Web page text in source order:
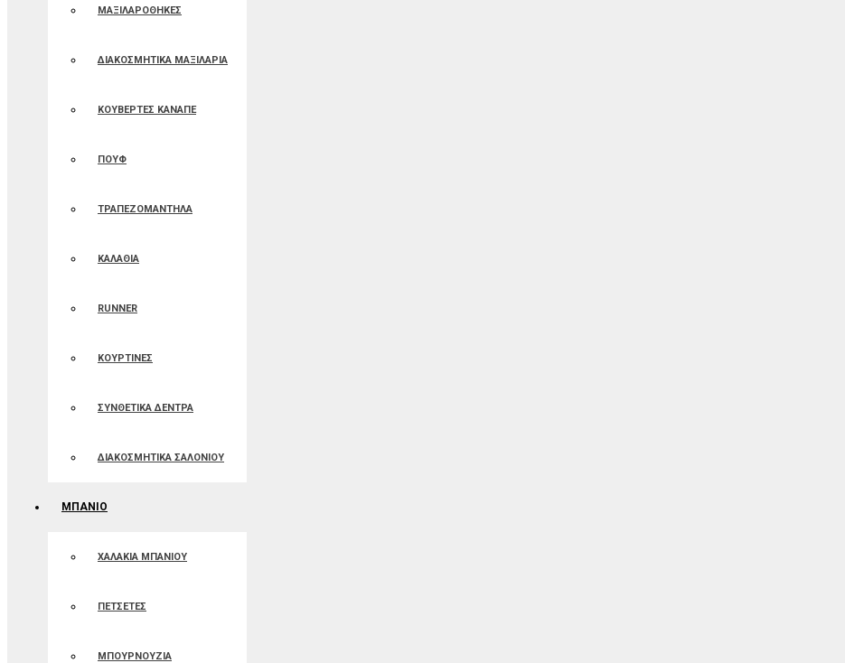
ΜΑΞΙΛΑΡΟΘΗΚΕΣ
ΔΙΑΚΟΣΜΗΤΙΚΑ ΜΑΞΙΛΑΡΙΑ
ΚΟΥΒΕΡΤΕΣ ΚΑΝΑΠΕ
ΠΟΥΦ
ΤΡΑΠΕΖΟΜΑΝΤΗΛΑ
ΚΑΛΑΘΙΑ
RUNNER
ΚΟΥΡΤΙΝΕΣ
ΣΥΝΘΕΤΙΚΑ ΔΕΝΤΡΑ
ΔΙΑΚΟΣΜΗΤΙΚΑ ΣΑΛΟΝΙΟΥ
ΜΠΑΝΙΟ
ΧΑΛΑΚΙΑ ΜΠΑΝΙΟΥ
ΠΕΤΣΕΤΕΣ
ΜΠΟΥΡΝΟΥΖΙΑ